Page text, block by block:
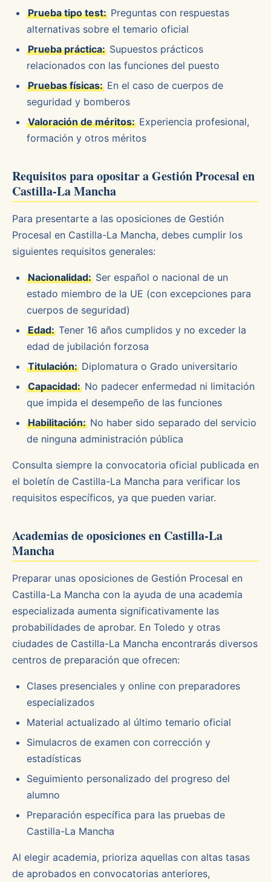
Prueba tipo test: Preguntas con respuestas
alternativas sobre el temario oficial
Prueba práctica: Supuestos prácticos
relacionados con las funciones del puesto
Pruebas físicas: En el caso de cuerpos de
seguridad y bomberos
Valoración de méritos: Experiencia profesional,
formación y otros méritos
Requisitos para opositar a Gestión Procesal en
Castilla-La Mancha
Para presentarte a las oposiciones de Gestión
Procesal en Castilla-La Mancha, debes cumplir los
siguientes requisitos generales:
Nacionalidad: Ser español o nacional de un
estado miembro de la UE (con excepciones para
cuerpos de seguridad)
Edad: Tener 16 años cumplidos y no exceder la
edad de jubilación forzosa
Titulación: Diplomatura o Grado universitario
Capacidad: No padecer enfermedad ni limitación
que impida el desempeño de las funciones
Habilitación: No haber sido separado del servicio
de ninguna administración pública
Consulta siempre la convocatoria oficial publicada en
el boletín de Castilla-La Mancha para verificar los
requisitos específicos, ya que pueden variar.
Academias de oposiciones en Castilla-La
Mancha
Preparar unas oposiciones de Gestión Procesal en
Castilla-La Mancha con la ayuda de una academia
especializada aumenta significativamente las
probabilidades de aprobar. En Toledo y otras
ciudades de Castilla-La Mancha encontrarás diversos
centros de preparación que ofrecen:
Clases presenciales y online con preparadores
especializados
Material actualizado al último temario oficial
Simulacros de examen con corrección y
estadísticas
Seguimiento personalizado del progreso del
alumno
Preparación específica para las pruebas de
Castilla-La Mancha
Al elegir academia, prioriza aquellas con altas tasas
de aprobados en convocatorias anteriores,